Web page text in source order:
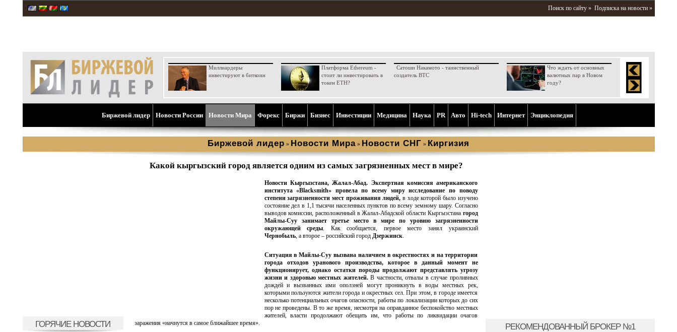
Поиск по сайту » Подписка на новости »
Миллиардеры
инвестируют в биткоин
Платформа Ethereum -
стоит ли инвестировать в
токен ETH?
Сатоши Накамото - таинственный
создатель BTC
Что ждать от основных
валютных пар в Новом
году?
Биржевой лидер Новости России Новости Мира Форекс Биржи Бизнес Инвестиции Медицина Наука PR Aвто Hi-tech Интернет Энциклопедия
Биржевой лидер » Новости Мира » Новости СНГ » Киргизия
ГОРЯЧИЕ НОВОСТИ
Какой кыргызский город является одним из самых загрязненных мест в мире?
Новости Кыргызстана, Жалал-Абад. Экспертная комиссия американского
института «Blacksmith» провела по всему миру исследование по поводу
степени загрязненности мест проживания людей, в ходе которой было изучено
состояние дел в 1,1 тысячи населенных пунктов по всему земному шару. Согласно
выводов комиссии, расположенный в Жалал-Абадской области Кыргызстана город
Майлы-Суу занимает третье место в мире по уровню загрязненности
окружающей среды. Как сообщается, первое место занял украинский
Чернобыль, а второе – российский город Дзержинск.
Ситуация в Майлы-Суу вызвана наличием в окрестностях и на территории
города отходов уранового производства, которое в данный момент не
функционирует, однако остатки породы продолжают представлять угрозу
жизни и здоровью местных жителей.В частности, отвалы в случае проливных
дождей и вызванных ими оползней могут проникнуть в воды местных рек,
которыми пользуются жители города и окрестных сел. При этом, в городе имеется
несколько потенциальных очагов опасности, работы по локализации которых до сих
пор не проведены. В то же время, несмотря на оправданное беспокойство местных
жителей, власти продолжают обещать им, что работы по ликвидации очагов
заражения «начнутся в самое ближайшее время».
РЕКОМЕНДОВАННЫЙ БРОКЕР №1